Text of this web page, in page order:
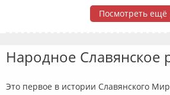
Посмотреть ещё
Народное Славянское
Это первое в истории Славянского